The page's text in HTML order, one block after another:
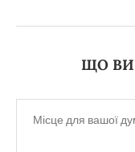
ЩО ВИ